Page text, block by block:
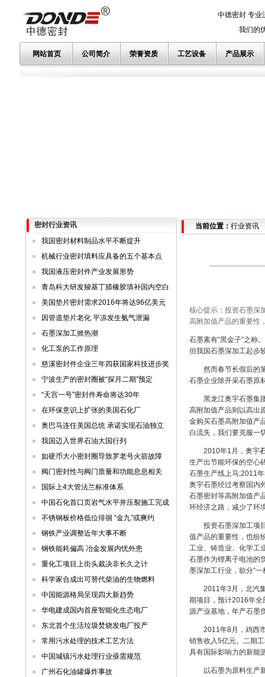
中德密封 专业
我们的优势
网站首页 公司简介 荣誉资质 工艺设备 产品展示
密封行业资讯
我国密封材料制品水平不断提升
机械行业密封填料应具备的五个基本点
我国液压密封件产业发展形势
青岛科大研发羧基丁腈橡胶填补国内空白
美国垫片密封需求2016年将达96亿美元
因管道垫片老化 平凉发生氨气泄漏
石墨深加工掀热潮
化工泵的工作原理
慈溪密封件企业三年四获国家科技进步奖
宁波生产的密封圈被“探月二期”预定
“天宫一号”密封件寿命将达30年
在环保意识上扩张的美国石化厂
奥巴马连任美国总统 承诺实现石油独立
我国迈入世界石油大国行列
如硬币大小密封圈导致罗老号火箭故障
阀门密封性与阀门质量和功能息息相关
国际上4大管法兰标准体系
中国石化首口页岩气水平井压裂施工完成
不锈钢板价格低位徘徊 “金九”或爽约
钢铁产业调整近年大事不断
钢铁能耗偏高 冶金发展内忧外患
重化工项目上街头裁决非长久之计
科学家合成出可替代柴油的生物燃料
中国能源格局呈现四大新趋势
华电建成国内首座智能化生态电厂
东北首个生活垃圾焚烧发电厂投产
常用污水处理的技术工艺方法
中国城镇污水处理行业亟需规范
广州石化油罐爆炸事故
当前位置： 行业资讯
核心提示：投资石墨深
高附加值产品的重要性
石墨素有“黑金子”之称
但我国石墨深加工起步
然而春节长假后的第
石墨企业除开采石墨原
黑龙江奥宇石墨集团
高附加值产品则以高出
金购买石墨高附加值产
白流失，我们要克服一
2010年1月，奥宇
生产出节能环保的空心
石墨生产线上马;2011
奥宇石墨经过考察国内
石墨密封等高附加值产
环经济之路，减少了环
投资石墨深加工项目
值产品的重要性，也纷
工业、铸造业、化学工
石墨作为锂离子电池的
墨深加工行业，欲分“
2011年3月，北汽集
期项目，预计2016年全
源产业基地，年产石墨
2011年8月，鸡西市
销售收入5亿元。二期
具有国际影响力的新能
以石墨为原料生产新